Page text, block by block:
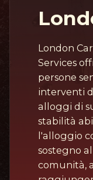
London
Services
persone
interventi
alloggi di
stabilità
l'alloggio
sostegno
comunità,